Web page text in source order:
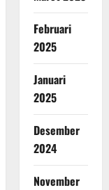
Februari
2025
Januari
2025
Desember
2024
November